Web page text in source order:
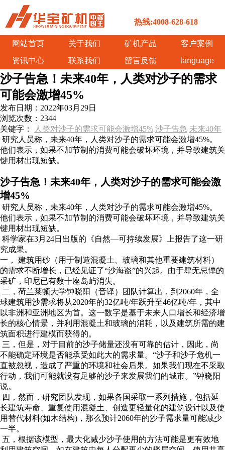
热线:4008-628-618
网站首页 关于我们 矿机产品
客户案例
资讯中心
联系我们 留言反馈 language
沙子告急！未来40年，人类对沙子的需求
可能会激增45%
发布日期： 2022年03月29日
浏览次数： 2344
关键字：
人类对沙子的需求可能会激增45% 沙子告急 未来40年
研究人员称，未来40年，人类对沙子的需求可能会激增45%。
他们表示，如果不加节制的消费可能会破坏环境，并导致建筑关
键用材出现短缺。
沙子告急！未来40年，人类对沙子的需求可能会激
增45%
研究人员称，未来40年，人类对沙子的需求可能会激增45%。
他们表示，如果不加节制的消费可能会破坏环境，并导致建筑关
键用材出现短缺。
科学家在3月24日出版的《自然—可持续发展》上报告了这一研
究成果。
一， 建筑用砂（用于制造混凝土、玻璃和其他重要建筑材料）
的需求不断增长，已经见证了“沙海盗”的兴起。由于肆无忌惮的
采矿，印尼已有数十座岛屿消失。
二，荷兰莱顿大学钟晓阳（音译）团队计算出，到2060年，全
球建筑用沙需求将从2020年的32亿吨/年跃升至46亿吨/年，其中
以非洲和亚洲地区为首。这一数字是基于未来人口增长和经济增
长的核心情景，并利用混凝土和玻璃的消耗，以及建筑所需的建
筑面积进行建模而获得的。
三，但是，对于目前的沙子储量还没有可靠的估计，因此，尚
不能确定环境是否能承受如此大的需求量。“沙子和沙子危机一
直被忽视，造成了严重的环境和社会后果。如果我们现在不采取
行动，我们可能就没有足够的沙子来发展我们的城市。”钟晓阳
说。
四，然而，研究团队发现，如果各国采取一系列措施，包括延
长建筑寿命、重复使用混凝土、创造更轻量化的建筑设计以及使
用替代材料(如木结构)，那么预计2060年的沙子需求量可能减少
一半。
五，根据该模型，最大化减少沙子使用的方法可能是更有效地